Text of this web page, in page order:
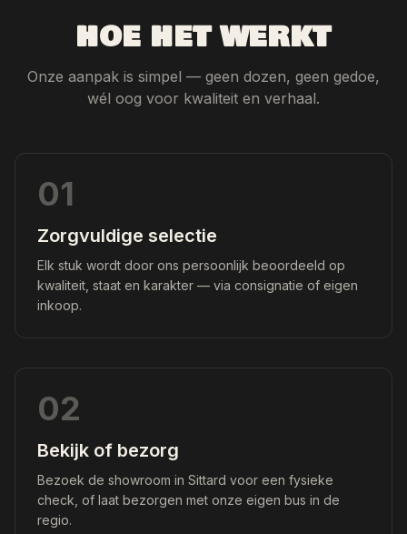
HOE HET WERKT
Onze aanpak is simpel — geen dozen, geen gedoe,
wél oog voor kwaliteit en verhaal.
01
Zorgvuldige selectie
Elk stuk wordt door ons persoonlijk beoordeeld op
kwaliteit, staat en karakter — via consignatie of eigen
inkoop.
02
Bekijk of bezorg
Bezoek de showroom in Sittard voor een fysieke
check, of laat bezorgen met onze eigen bus in de
regio.